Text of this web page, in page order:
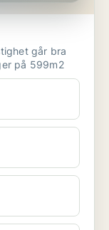
3. Yta ligger på 599m2